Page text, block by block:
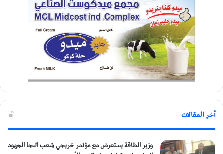
أخر المقالات
وزير الطاقة يستعرض مع مؤتمر خريجي شعب البجا الجهود